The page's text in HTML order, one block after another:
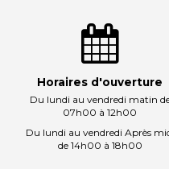
Horaires d'ouverture
Du lundi au vendredi matin
07h00 à 12h00
Du lundi au vendredi Après
de 14h00 à 18h00